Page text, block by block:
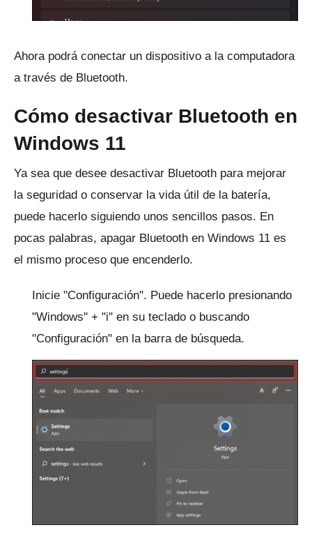
Ahora podrá conectar un dispositivo a la computadora
a través de Bluetooth.
Cómo desactivar Bluetooth en
Windows 11
Ya sea que desee desactivar Bluetooth para mejorar
la seguridad o conservar la vida útil de la batería,
puede hacerlo siguiendo unos sencillos pasos. En
pocas palabras, apagar Bluetooth en Windows 11 es
el mismo proceso que encenderlo.
Inicie "Configuración". Puede hacerlo presionando
"Windows" + "i" en su teclado o buscando
"Configuración" en la barra de búsqueda.